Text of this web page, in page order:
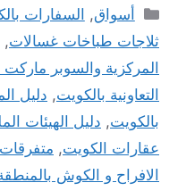
التصنيفات
أسواق, السفارات
ثلاجات طباخات غسالات,
المركزية والسوبر ماركت
التعاونية بالكويت, دليل
بالكويت, دليل الهيئات
عقارات الكويت, متفرقات
الافراح و الكوش بالمنطقة